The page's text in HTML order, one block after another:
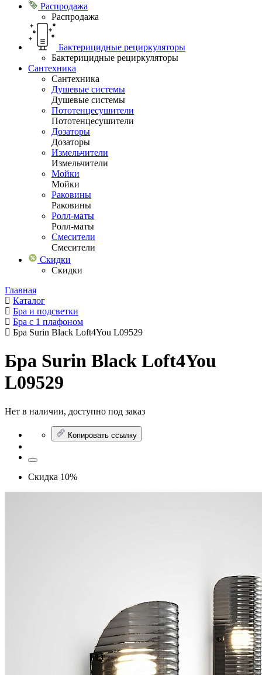
Распродажа
Распродажа
Бактерицидные рециркуляторы
Бактерицидные рециркуляторы
Сантехника
Сантехника
Душевые системы
Душевые системы
Пототенцесушители
Пототенцесушители
Дозаторы
Дозаторы
Измельчители
Измельчители
Мойки
Мойки
Раковины
Раковины
Ролл-маты
Ролл-маты
Смесители
Смесители
Скидки
Скидки
Главная
Каталог
Бра и подсветки
Бра с 1 плафоном
Бра Surin Black Loft4You L09529
Бра Surin Black Loft4You
L09529
Нет в наличии, доступно под заказ
Копировать ссылку
Скидка 10%